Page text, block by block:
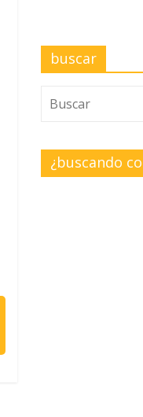
buscar
¿buscando